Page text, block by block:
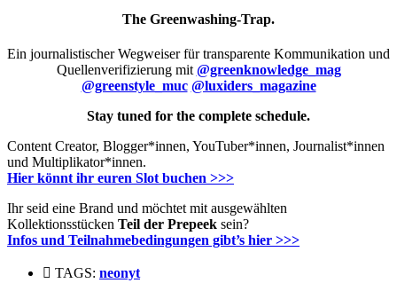
The Greenwashing-Trap.
Ein journalistischer Wegweiser für transparente Kommunikation und
Quellenverifizierung mit @greenknowledge_mag
@greenstyle_muc @luxiders_magazine
Stay tuned for the complete schedule.
Content Creator, Blogger*innen, YouTuber*innen, Journalist*innen
und Multiplikator*innen.
Hier könnt ihr euren Slot buchen >>>
Ihr seid eine Brand und möchtet mit ausgewählten
Kollektionsstücken Teil der Prepeek sein?
Infos und Teilnahmebedingungen gibt’s hier >>>
TAGS: neonyt